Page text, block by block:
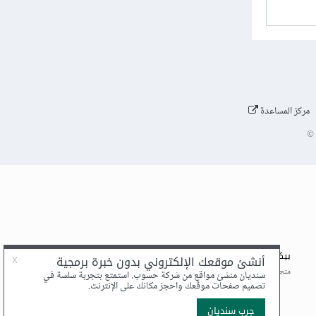
مركز المساعدة
©